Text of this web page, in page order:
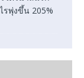
พุ่งขึ้น 205%